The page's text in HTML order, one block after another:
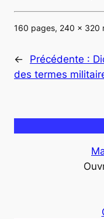
160 pages, 240 x 320
← Précédente :
des termes